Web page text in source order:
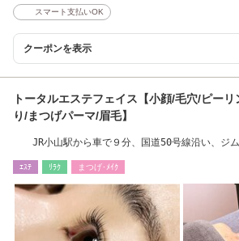
スマート支払いOK
クーポンを表示
トータルエステフェイス【小顔/毛穴/ピーリ
り/まつげパーマ/眉毛】
JR小山駅から車で９分、国道50号線沿い、ジ
ｴｽﾃ ﾘﾗｸ まつげ･ﾒｲｸ